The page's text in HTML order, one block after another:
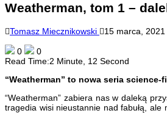
Weatherman, tom 1 –
Tomasz Miecznikowski 15 marca, 2021
0
0
Read Time:2 Minute, 12 Second
“Weatherman” to nowa seria
“Weatherman” zabiera nas w daleką
tragedia wisi nieustannie nad fabułą,